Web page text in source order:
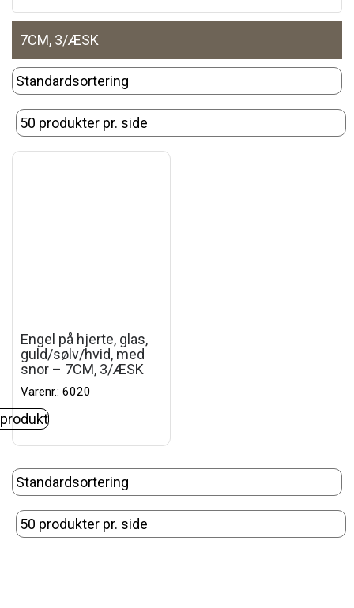
7CM, 3/ÆSK
Engel på hjerte, glas,
guld/sølv/hvid, med
snor – 7CM, 3/ÆSK
Varenr.: 6020